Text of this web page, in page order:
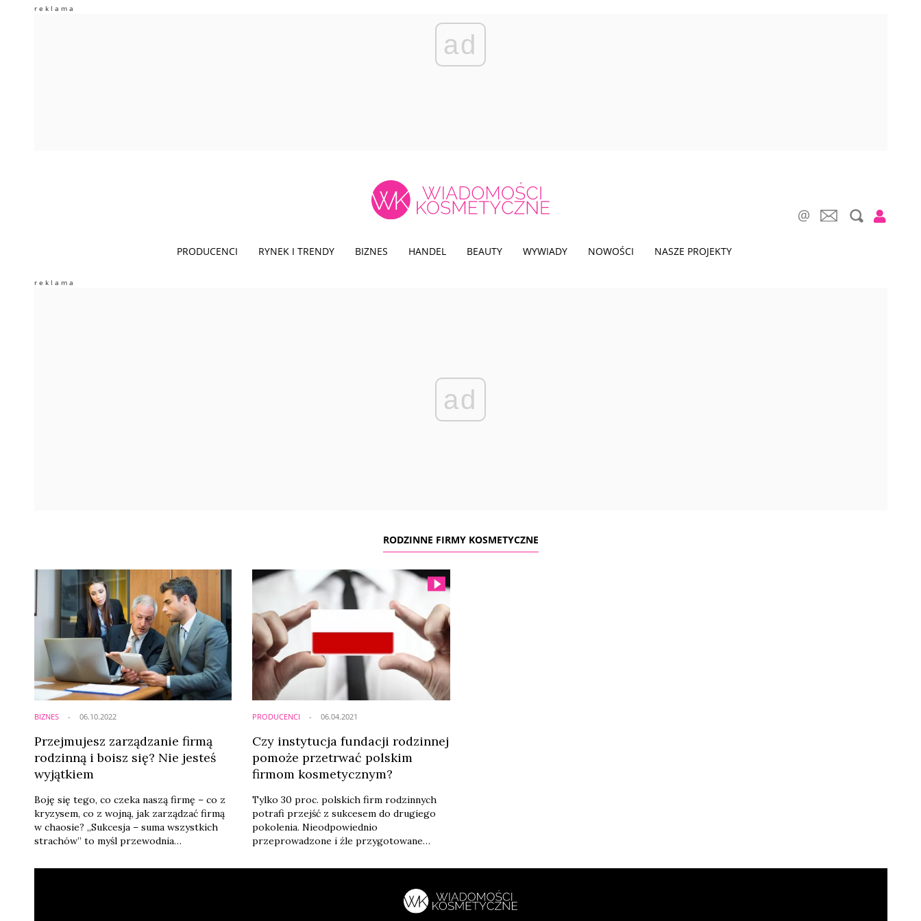
ad
PRODUCENCI RYNEK I TRENDY BIZNES HANDEL BEAUTY WYWIADY NOWOŚCI NASZE PROJEKTY
ad
RODZINNE FIRMY KOSMETYCZNE
BIZNES
Przejmujesz zarządzanie firmą
rodzinną i boisz się? Nie jesteś
wyjątkiem
Boję się tego, co czeka naszą firmę – co z
kryzysem, co z wojną, jak zarządzać firmą
w chaosie? „Sukcesja – suma wszystkich
strachów” to myśl przewodnia
Rodzinnego Kongresu Next Generation –
06.10.2022 PRODUCENCI
Czy instytucja fundacji rodzinnej
pomoże przetrwać polskim
firmom kosmetycznym?
Tylko 30 proc. polskich firm rodzinnych
potrafi przejść z sukcesem do drugiego
pokolenia. Nieodpowiednio
przeprowadzone i źle przygotowane
tylko dla rodzimego biznesu, ale także dla
pomoże przetrwać polskim firmom? W
biznesie kosmetycznym dokonuje się
06.04.2021